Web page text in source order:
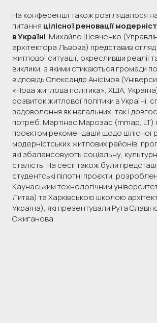
На конференції також розглядалося
питання цілісної реновації
в Україні. Михайло Шевченко
архітектора Львова) представив
житлової ситуації, окресливши реалії
виклики, з якими стикаються громади по
відповідь Олександр Анісімов
«Нова житлова політика», ХША,
розвиток житлової політики в Україні,
задоволення як нагальних, так і
потреб. Мартінас Марозас (mmap, LT)
проєктом рекомендацій щодо цілісної
модерністських житлових районів,
які збалансовують соціальну,
сталість. На сесії також були
студентські пілотні проєкти,
Каунаським технологічним
Литва) та Харківською школою
Україна), які презентували Рута
Ожиганова.